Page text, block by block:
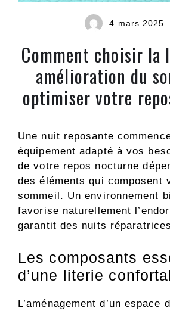
4 mars 2025
Comment choisir la
amélioration du
optimiser votre
Une nuit reposante
équipement adapté à vos
de votre repos nocturne
des éléments qui composent
sommeil. Un environnement
favorise naturellement
garantit des nuits
Les composants
d’une literie
L’aménagement d’un espace